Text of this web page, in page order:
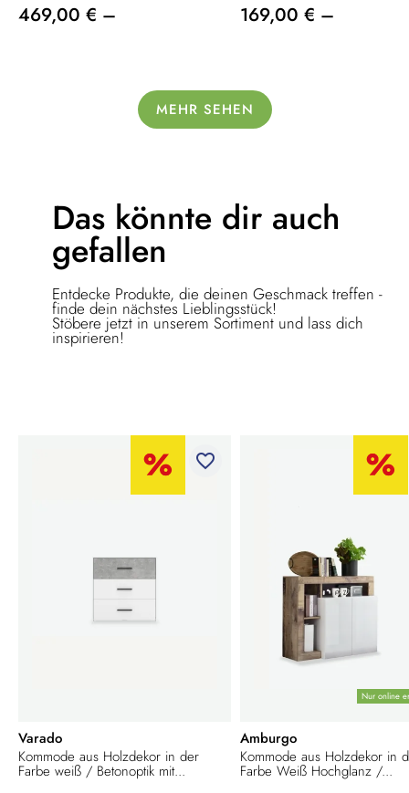
469,00 € – 169,00 € –
MEHR SEHEN
Das könnte dir auch
gefallen
Entdecke Produkte, die deinen Geschmack treffen -
finde dein nächstes Lieblingsstück!
Stöbere jetzt in unserem Sortiment und lass dich
inspirieren!
favorite_border
Varado
Kommode aus Holzdekor in der
Farbe weiß / Betonoptik mit...
Nur online
Amburgo
Kommode aus Holzdekor in
Farbe Weiß Hochglanz /...